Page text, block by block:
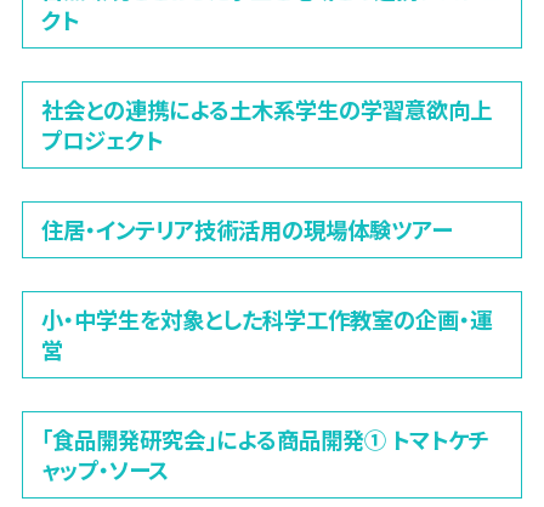
クト
社会との連携による土木系学生の学習意欲向上
プロジェクト
住居・インテリア技術活用の現場体験ツアー
小・中学生を対象とした科学工作教室の企画・運
営
「食品開発研究会」による商品開発① トマトケチ
ャップ・ソース